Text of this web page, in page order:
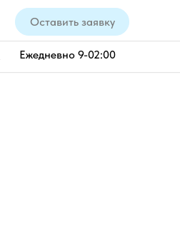
Ежедневно 9-02:00
Оставить заявку